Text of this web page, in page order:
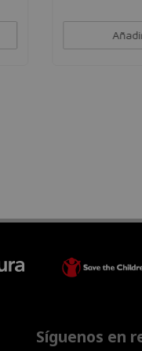
Añadir a la
Síguenos en